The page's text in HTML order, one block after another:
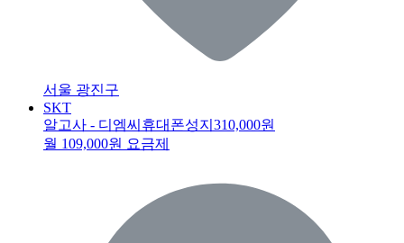
서울 광진구
SKT
알고사 - 디엠씨휴대폰성지 310,000원
월 109,000원 요금제